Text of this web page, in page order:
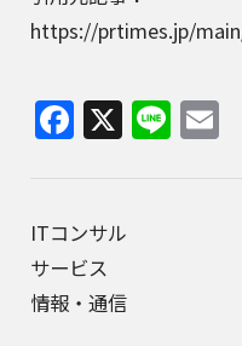
https://prtimes.jp/
Facebook
X Line
ITコンサル
サービス
情報・通信